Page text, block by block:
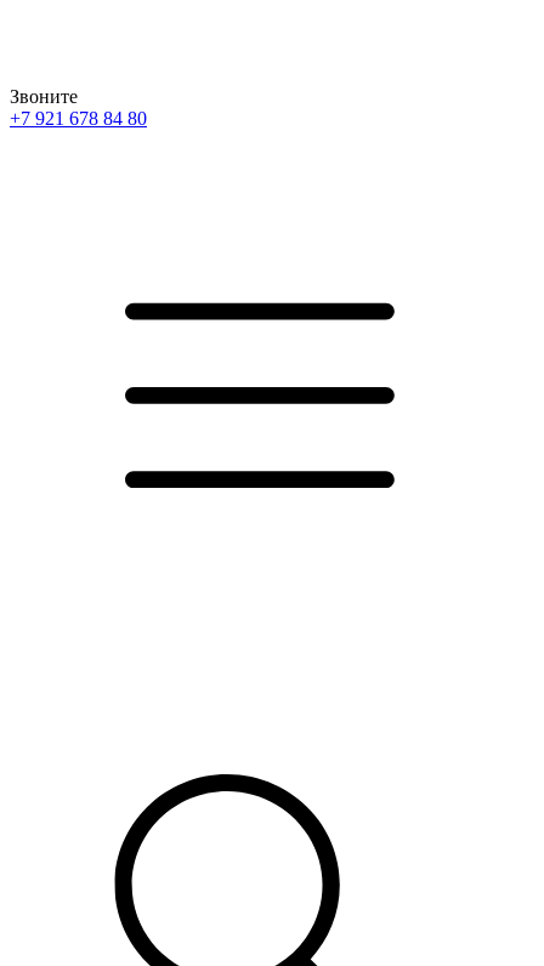
Звоните
+7 921 678 84 80